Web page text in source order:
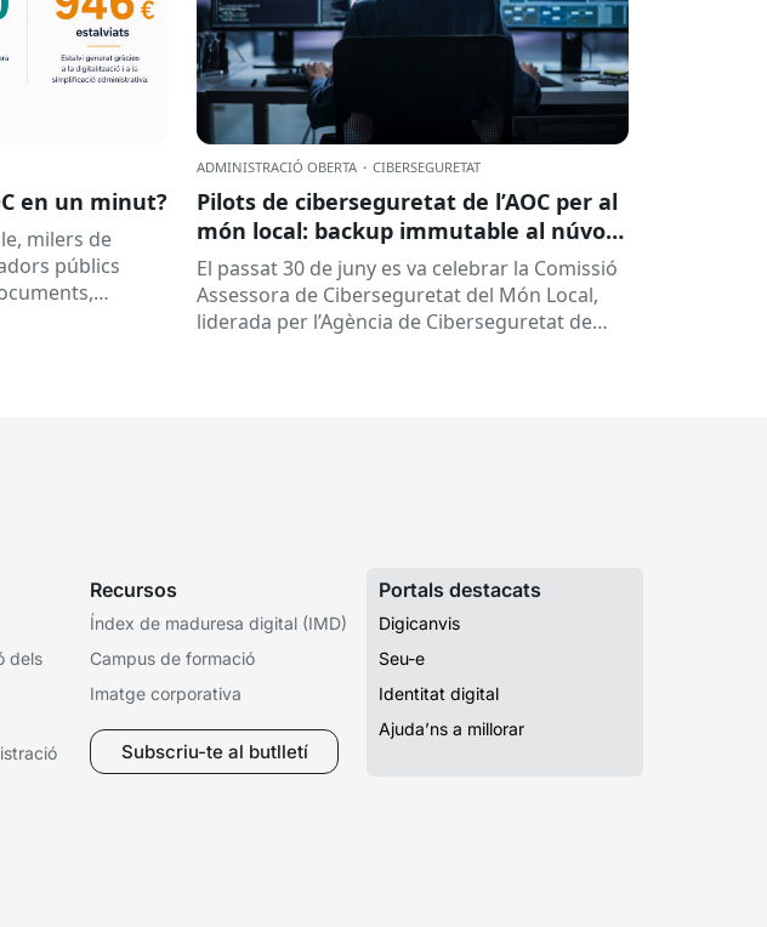
en un minut?
milers de
públics
ADMINISTRACIÓ OBERTA · CIBERSEGURETAT
Pilots de ciberseguretat de l’AOC per al
món local: backup immutable al núvol i
altres
El passat 30 de juny es va celebrar la Comissió
Assessora de Ciberseguretat del Món Local,
liderada per l’Agència de Ciberseguretat de
dels
Recursos
Índex de maduresa digital (IMD)
Campus de formació
Imatge corporativa
Subscriu-te al butlletí
Portals destacats
Digicanvis
Seu-e
Identitat digital
Ajuda’ns a millorar